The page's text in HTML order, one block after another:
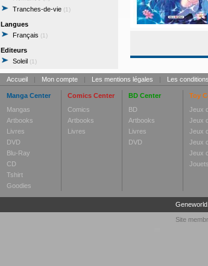
Tranches-de-vie (1)
Langues
Français (1)
Editeurs
Soleil (1)
Accueil | Mon compte | Les mentions légales | Les
Manga Center
Mangas
Artbooks
Livres
DVD
Blu-Ray
CD
Tshirt
Goodies
Comics Center
Comics
Artbooks
Livres
BD Center
BD
Artbooks
Livres
DVD
Toy
Jeux
Jeux
Jeux
Jeux
Jeux
Jouets
Site